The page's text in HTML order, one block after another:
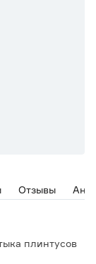
Отзывы
плинтусов